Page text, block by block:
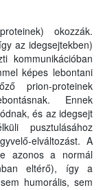
okozzák.
az idegsejtekben)
kommunikációban
képes lebontani
prion-proteinek
Ennek
és az idegsejt
pusztulásához
elváltozást. A
azonos a normál
eltérő), így a
humorális, sem